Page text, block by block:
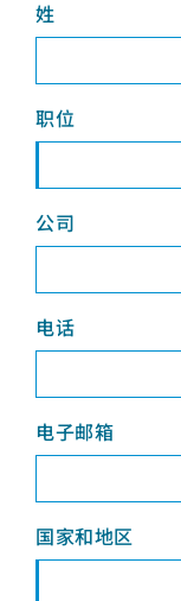
姓
职位
公司
电话
电子邮箱
国家和地区